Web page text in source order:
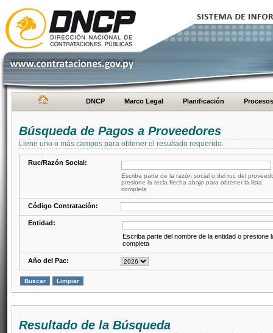
DNCP Marco Legal Planificación Procesos
Búsqueda de Pagos a Proveedores
Llene uno o más campos para obtener el resultado requerido.
Ruc/Razón Social:
Escriba parte de la razón social o del ruc del
presione la tecla flecha abajo para obtener la lista
completa
Código Contratación:
Entidad:
Escriba parte del nombre de la entidad o presione
completa
Año del Pac:
Resultado de la Búsqueda